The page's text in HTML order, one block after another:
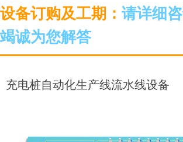
充电桩自动化生产线流水线设备
设备订购及工期： 请详细
竭诚为您解答